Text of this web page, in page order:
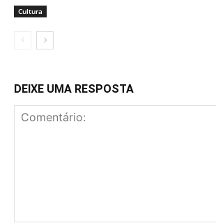
Cultura
DEIXE UMA RESPOSTA